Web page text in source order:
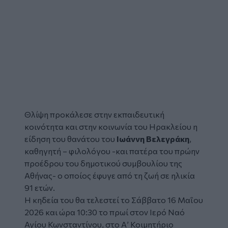
Θλίψη προκάλεσε στην εκπαιδευτική
κοινότητα και στην κοινωνία του Ηρακλείου η
είδηση του θανάτου του Ιωάννη Βελεγράκη,
καθηγητή – φιλολόγου -και πατέρα του πρώην
προέδρου του δημοτικού συμβουλίου της
Αθήνας- ο οποίος έφυγε από τη ζωή σε ηλικία
91 ετών.
Η κηδεία του θα τελεστεί το Σάββατο 16 Μαΐου
2026 και ώρα 10:30 το πρωί στον Ιερό Ναό
Αγίου Κωνσταντίνου, στο Α’ Κοιμητήριο